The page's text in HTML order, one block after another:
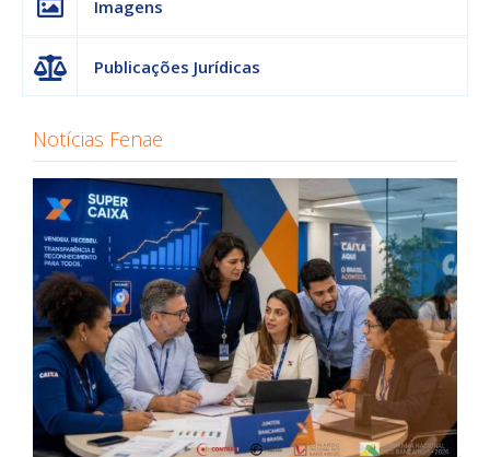
Imagens
Publicações Jurídicas
Notícias Fenae